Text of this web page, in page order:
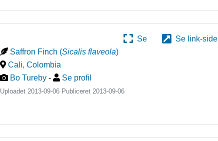
Se
Se link-side
Saffron Finch (Sicalis flaveola)
Cali,Colombia
Bo Tureby - Se profil
Uploadet 2013-09-06 Publiceret2013-09-06